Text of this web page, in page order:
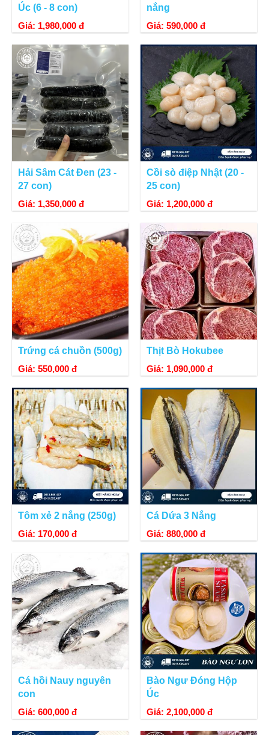
Úc (6 - 8 con)
Giá: 1,980,000 đ
nắng
Giá: 590,000 đ
Hải Sâm Cát Đen (23 -
27 con)
Giá: 1,350,000 đ
Cồi sò điệp Nhật (20 -
25 con)
Giá: 1,200,000 đ
Trứng cá chuồn (500g)
Giá: 550,000 đ
Thịt Bò Hokubee
Giá: 1,090,000 đ
Tôm xẻ 2 nắng (250g)
Giá: 170,000 đ
Cá Dứa 3 Nắng
Giá: 880,000 đ
Cá hồi Nauy nguyên
con
Giá: 600,000 đ
Bào Ngư Đóng Hộp
Úc
Giá: 2,100,000 đ